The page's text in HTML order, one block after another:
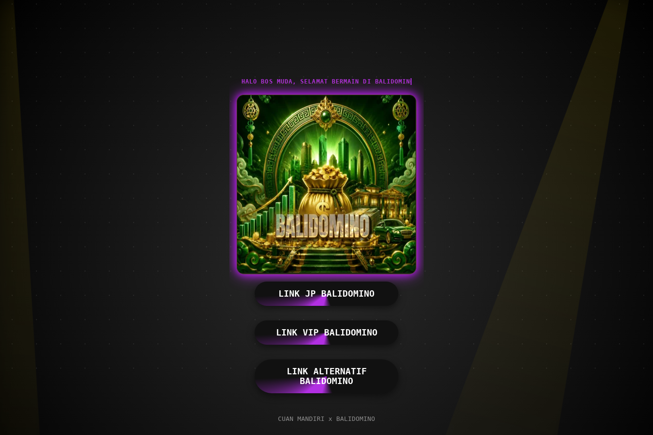
HALO BOS MUDA, SELAMAT BERMAIN DI BALIDOMINO
LINK JP BALIDOMINO
LINK VIP BALIDOMINO
LINK ALTERNATIF
BALIDOMINO
CUAN MANDIRI x BALIDOMINO